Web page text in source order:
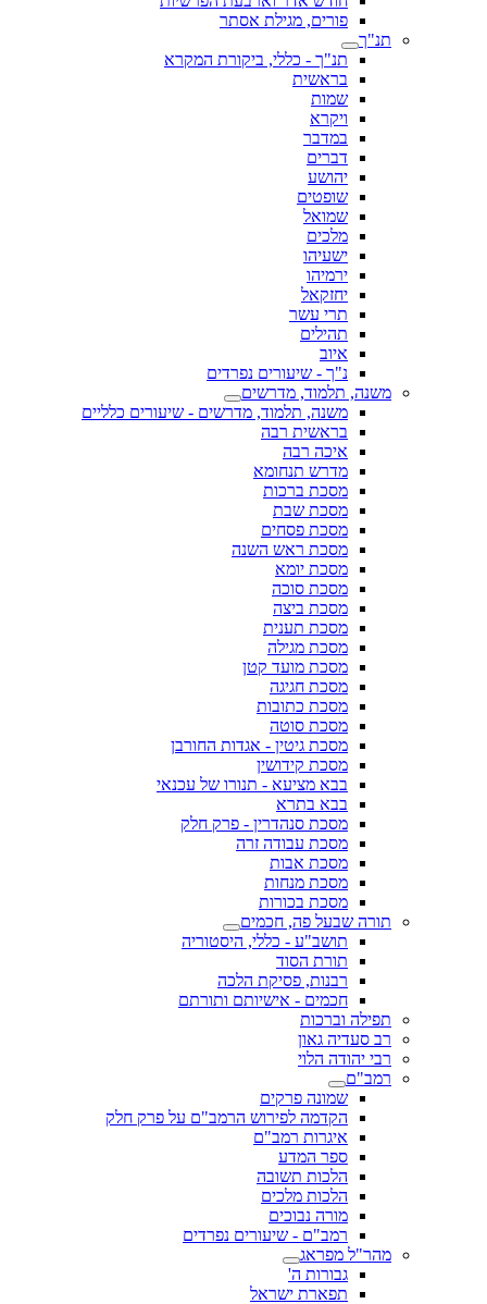
פורים, מגילת אסתר
תנ"ך
תנ"ך - כללי, ביקורת המקרא
בראשית
שמות
ויקרא
במדבר
דברים
יהושע
שופטים
שמואל
מלכים
ישעיהו
ירמיהו
יחזקאל
תרי עשר
תהילים
איוב
נ"ך - שיעורים נפרדים
משנה, תלמוד, מדרשים
משנה, תלמוד, מדרשים - שיעורים כלליים
בראשית רבה
איכה רבה
מדרש תנחומא
מסכת ברכות
מסכת שבת
מסכת פסחים
מסכת ראש השנה
מסכת יומא
מסכת סוכה
מסכת ביצה
מסכת תענית
מסכת מגילה
מסכת מועד קטן
מסכת חגיגה
מסכת כתובות
מסכת סוטה
מסכת גיטין - אגדות החורבן
מסכת קידושין
בבא מציעא - תנורו של עכנאי
בבא בתרא
מסכת סנהדרין - פרק חלק
מסכת עבודה זרה
מסכת אבות
מסכת מנחות
מסכת בכורות
תורה שבעל פה, חכמים
תושב"ע - כללי, היסטוריה
תורת הסוד
רבנות, פסיקת הלכה
חכמים - אישיותם ותורתם
תפילה וברכות
רב סעדיה גאון
רבי יהודה הלוי
רמב"ם
שמונה פרקים
הקדמה לפירוש הרמב"ם על פרק חלק
איגרות רמב"ם
ספר המדע
הלכות תשובה
הלכות מלכים
מורה נבוכים
רמב"ם - שיעורים נפרדים
מהר"ל מפראג
גבורות ה'
תפארת ישראל